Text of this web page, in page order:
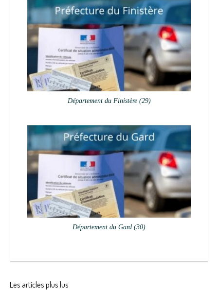
Département du Finistère (29)
Département du Gard (30)
Les articles plus lus